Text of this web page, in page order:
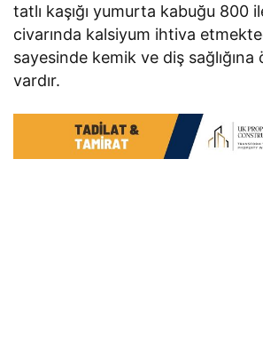
tatlı kaşığı yumurta kabuğu 800
civarında kalsiyum ihtiva
sayesinde kemik ve diş sağlığına
vardır.